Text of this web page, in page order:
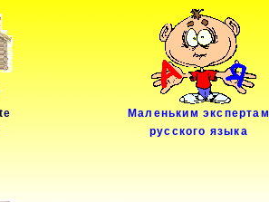
Маленьким экспертам
русского языка